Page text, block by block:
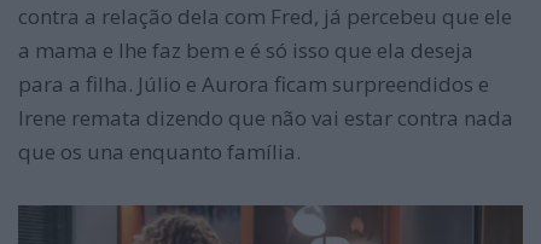
contra a relação dela com Fred, já percebeu que ele
a mama e lhe faz bem e é só isso que ela deseja
para a filha. Júlio e Aurora ficam surpreendidos e
Irene remata dizendo que não vai estar contra nada
que os una enquanto família.